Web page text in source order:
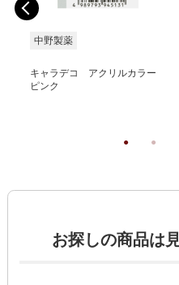
中野製薬
キャラデコ アクリルカラー
ピンク
お探しの商品は